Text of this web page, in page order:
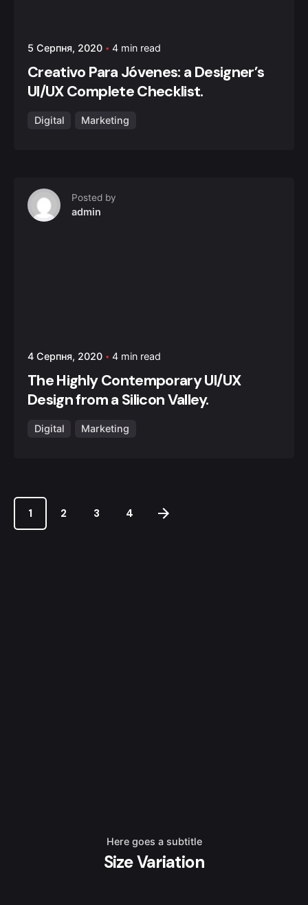
5 Серпня, 2020 4 min read
Creativo Para Jóvenes: a Designer’s
UI/UX Complete Checklist.
Digital Marketing
Posted by
admin
4 Серпня, 2020 4 min read
The Highly Contemporary UI/UX
Design from a Silicon Valley.
Digital Marketing
1 2 3 4
Here goes a subtitle
Size Variation